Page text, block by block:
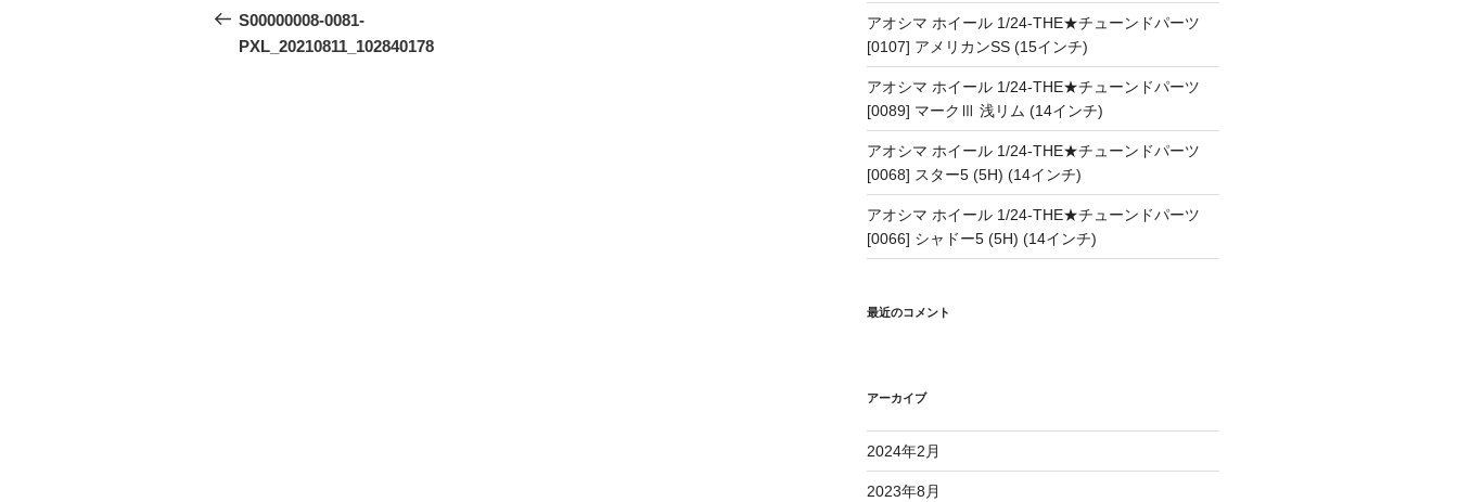
稿
ナ
の
投
S00000008-0081-
PXL_20210811_102840178
アオシマ ホイール 1/24-THE★チューンドパーツ
[0107] アメリカンSS (15インチ)
アオシマ ホイール 1/24-THE★チューンドパーツ
[0089] マークⅢ 浅リム (14インチ)
アオシマ ホイール 1/24-THE★チューンドパーツ
[0068] スター5 (5H) (14インチ)
アオシマ ホイール 1/24-THE★チューンドパーツ
[0066] シャドー5 (5H) (14インチ)
最近のコメント
アーカイブ
2024年2月
2023年8月